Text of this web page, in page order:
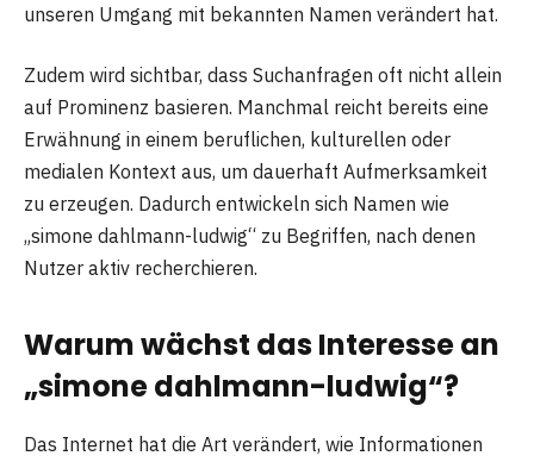
unseren Umgang mit bekannten Namen verändert hat.
Zudem wird sichtbar, dass Suchanfragen oft nicht allein
auf Prominenz basieren. Manchmal reicht bereits eine
Erwähnung in einem beruflichen, kulturellen oder
medialen Kontext aus, um dauerhaft Aufmerksamkeit
zu erzeugen. Dadurch entwickeln sich Namen wie
„simone dahlmann-ludwig“ zu Begriffen, nach denen
Nutzer aktiv recherchieren.
Warum wächst das Interesse an
„simone dahlmann-ludwig“?
Das Internet hat die Art verändert, wie Informationen